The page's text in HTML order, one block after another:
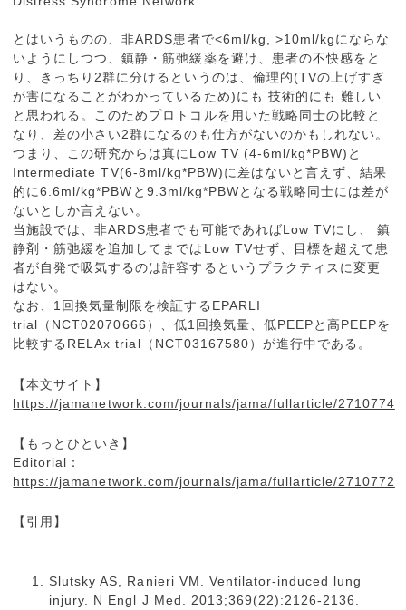
とはいうものの、非ARDS患者で<6ml/kg, >10ml/kgにならな
いようにしつつ、鎮静・筋弛緩薬を避け、患者の不快感をと
り、きっちり2群に分けるというのは、倫理的(TVの上げすぎ
が害になることがわかっているため)にも 技術的にも 難しい
と思われる。このためプロトコルを用いた戦略同士の比較と
なり、差の小さい2群になるのも仕方がないのかもしれない。
つまり、この研究からは真にLow TV (4-6ml/kg*PBW)と
Intermediate TV(6-8ml/kg*PBW)に差はないと言えず、結果
的に6.6ml/kg*PBWと9.3ml/kg*PBWとなる戦略同士には差が
ないとしか言えない。
当施設では、非ARDS患者でも可能であればLow TVにし、 鎮
静剤・筋弛緩を追加してまではLow TVせず、目標を超えて患
者が自発で吸気するのは許容するというプラクティスに変更
はない。
なお、1回換気量制限を検証するEPARLI
trial（NCT02070666）、低1回換気量、低PEEPと高PEEPを
比較するRELAx trial（NCT03167580）が進行中である。
【本文サイト】
https://jamanetwork.com/journals/jama/fullarticle/2710774
【もっとひといき】
Editorial：
https://jamanetwork.com/journals/jama/fullarticle/2710772
【引用】
Slutsky AS, Ranieri VM. Ventilator-induced lung
injury. N Engl J Med. 2013;369(22):2126-2136.